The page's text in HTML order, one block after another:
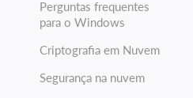
Perguntas frequentes
para o Windows
Criptografia em Nuvem
Segurança na nuvem